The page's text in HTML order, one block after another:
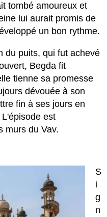
tombé amoureux et
lui aurait promis de
un bon rythme.
du puits, qui fut achevé
Begda fit
tienne sa promesse
dévouée à son
fin à ses jours en
est
murs du Vav.
S
i
g
n